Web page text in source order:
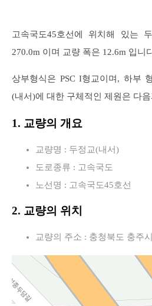
고속국도45호선에 위치해 있는
270.0m 이며 교량 폭은 12.6m 입니
상부형식은 PSC I형교이며, 하부
(내서)에 대한 구체적인 제원은 다
1. 교량의 개요
교량명 : 두정교(내서)
도로종류 : 고속국도
노선명 : 고속국도45호선
2. 교량의 위치
교량의 주소 : 충청북도 충주